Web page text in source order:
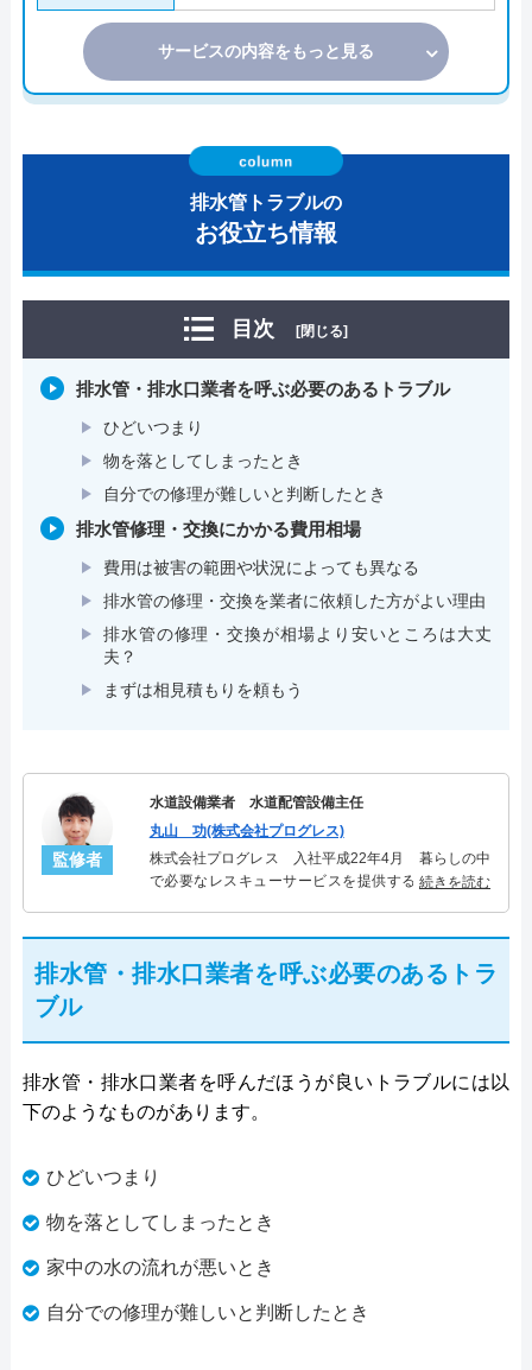
サービスの内容をもっと見る
排水管トラブルの
お役立ち情報
目次 [閉じる]
排水管・排水口業者を呼ぶ必要のあるトラブル
ひどいつまり
物を落としてしまったとき
自分での修理が難しいと判断したとき
排水管修理・交換にかかる費用相場
費用は被害の範囲や状況によっても異なる
排水管の修理・交換を業者に依頼した方がよい理由
排水管の修理・交換が相場より安いところは大丈
夫？
まずは相見積もりを頼もう
監修者
水道設備業者 水道配管設備主任
丸山 功(株式会社プログレス)
株式会社プログレス 入社平成22年4月 暮らしの中
で必要なレスキューサービスを提供する株式会社プ
シャリスト。
続きを読む
排水管・排水口業者を呼ぶ必要のあるトラ
ブル
排水管・排水口業者を呼んだほうが良いトラブルには以
下のようなものがあります。
ひどいつまり
物を落としてしまったとき
家中の水の流れが悪いとき
自分での修理が難しいと判断したとき